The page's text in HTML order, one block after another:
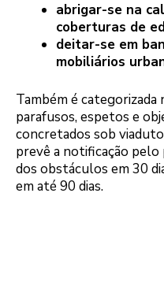
abrigar-se na
coberturas de
deitar-se em
mobiliários
Também é categorizada
parafusos, espetos e
concretados sob
prevê a notificação
dos obstáculos em 30
em até 90 dias.